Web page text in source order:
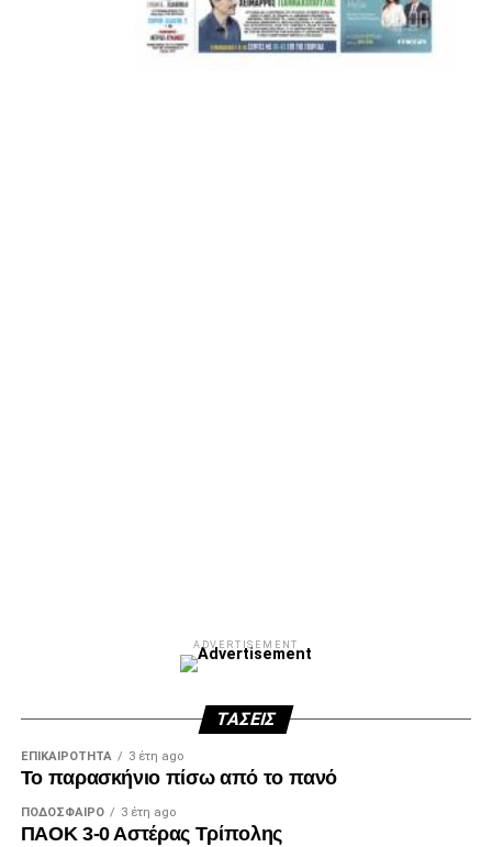
ADVERTISEMENT
ΤΆΣΕΙΣ
ΕΠΙΚΑΙΡΌΤΗΤΑ 3 έτη ago
Το παρασκήνιο πίσω από το πανό
ΠΟΔΌΣΦΑΙΡΟ 3 έτη ago
ΠΑΟΚ 3-0 Αστέρας Τρίπολης